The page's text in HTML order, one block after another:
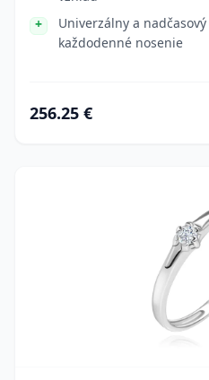
Univerzálny a
každodenné nosenie
256.25 €